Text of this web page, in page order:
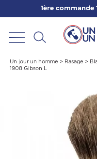
1ère commande
Un jour un homme > Rasage >
1908 Gibson L